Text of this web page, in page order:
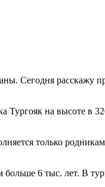
Сегодня расскажу
Тургояк на высоте в
только
6 тыс. лет. В